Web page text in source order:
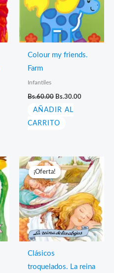
Colour my friends.
Farm
Infantiles
Bs.60.00 El
original
Bs.60.00.
Bs.30.00
AÑADIR AL
CARRITO
¡Oferta!
¡Oferta!
Clásicos
troquelados. La reina